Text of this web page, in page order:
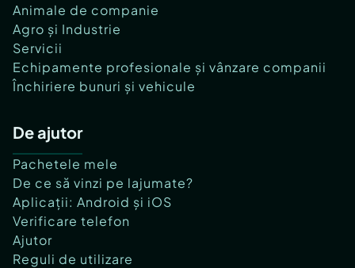
Animale de companie
Agro și Industrie
Servicii
Echipamente profesionale și vânzare companii
Închiriere bunuri și vehicule
De ajutor
Pachetele mele
De ce să vinzi pe lajumate?
Aplicații: Android și iOS
Verificare telefon
Ajutor
Reguli de utilizare